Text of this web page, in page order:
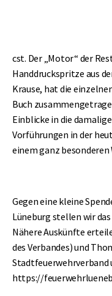
cst. Der „Motor“ der
Handdruckspritze aus
Krause, hat die
Buch
Einblicke in die
Vorführungen in der
einem ganz besonderen
Gegen eine kleine
Lüneburg stellen wir
Nähere Auskünfte
des Verbandes) und
Stadtfeuerwehrverband
https://